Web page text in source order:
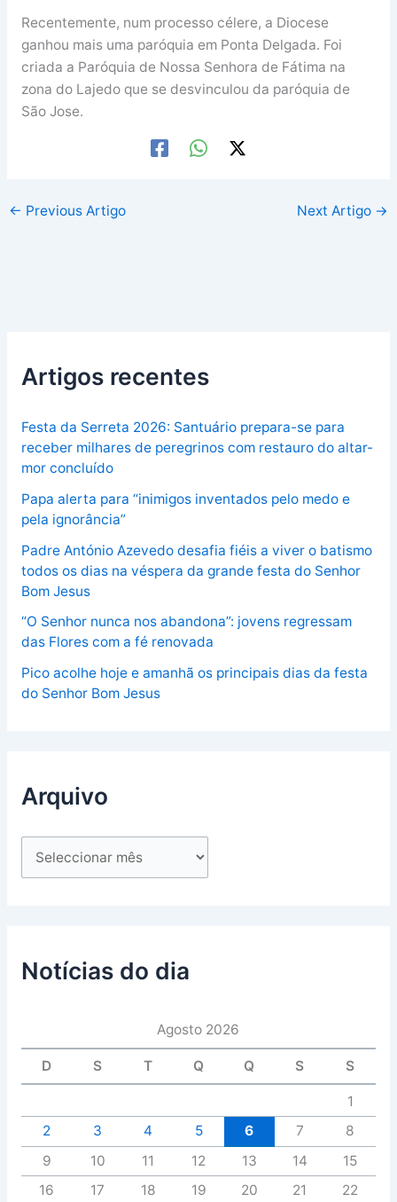
Recentemente, num processo célere, a Diocese
ganhou mais uma paróquia em Ponta Delgada. Foi
criada a Paróquia de Nossa Senhora de Fátima na
zona do Lajedo que se desvinculou da paróquia de
São Jose.
← Previous Artigo Next Artigo →
Artigos recentes
Festa da Serreta 2026: Santuário prepara-se para
receber milhares de peregrinos com restauro do altar-
mor concluído
Papa alerta para “inimigos inventados pelo medo e
pela ignorância”
Padre António Azevedo desafia fiéis a viver o batismo
todos os dias na véspera da grande festa do Senhor
Bom Jesus
“O Senhor nunca nos abandona”: jovens regressam
das Flores com a fé renovada
Pico acolhe hoje e amanhã os principais dias da festa
do Senhor Bom Jesus
Arquivo
Notícias do dia
Agosto 2026
D S T Q Q S S
1
2
3 4 5 6 7
8
9
10 11 12 13 14
15
16
17 18 19 20 21
22